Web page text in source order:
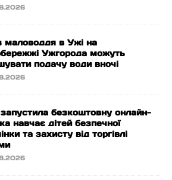
маловоддя в Ужі на
Ужгорода можуть
подачу води вночі
безкоштовну онлайн-
навчає дітей безпечної
та захисту від торгівлі